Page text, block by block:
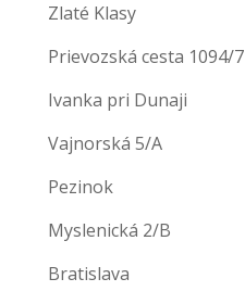
Zlaté Klasy
Prievozská cesta 1094/7
Ivanka pri Dunaji
Vajnorská 5/A
Pezinok
Myslenická 2/B
Bratislava